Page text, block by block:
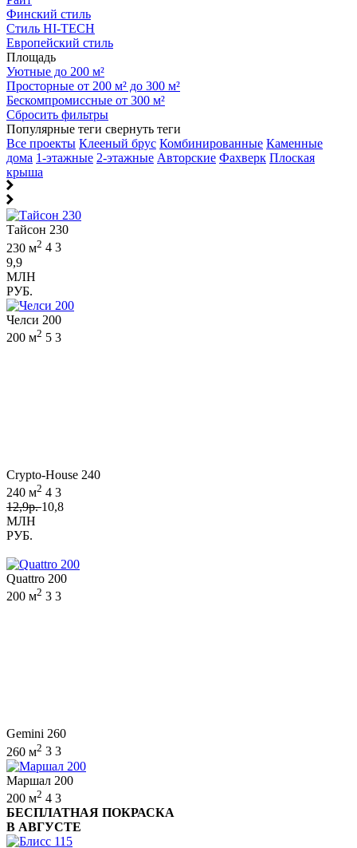
Финский стиль
Стиль HI-TECH
Европейский стиль
Площадь
Уютные до 200 м²
Просторные от 200 м² до 300 м²
Бескомпромиссные от 300 м²
Сбросить фильтры
Популярные теги свернуть теги
Все проекты Клееный брус Комбинированные Каменные
дома 1-этажные 2-этажные Авторские Фахверк Плоская
крыша
Тайсон 230
230 м2 4 3
9,9
МЛН
РУБ.
Челси 200
200 м2 5 3
Crypto-House 240
240 м2 4 3
12,9р.10,8
МЛН
РУБ.
Quattro 200
200 м2 3 3
Gemini 260
260 м2 3 3
Маршал 200
200 м2 4 3
БЕСПЛАТНАЯ ПОКРАСКА
В АВГУСТЕ